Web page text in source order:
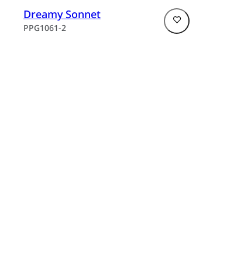
Dreamy Sonnet
PPG1061-2